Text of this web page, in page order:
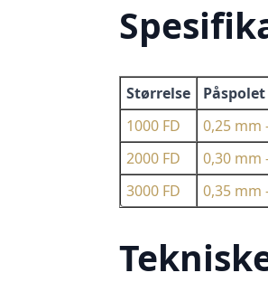
Størrelse
1000 FD
0,25 mm
2000 FD
0,30 mm
3000 FD
0,35 mm